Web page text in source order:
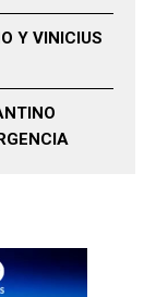
Y VINICIUS